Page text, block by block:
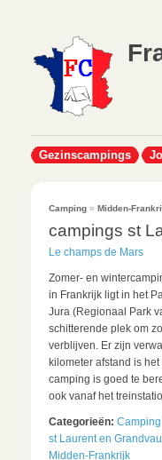
Gezinscampings
Camping » Midden-
campings st
Le champs de Mars
Zomer- en
in Frankrijk ligt in het
Jura (Regionaal Park
schitterende plek om
verblijven. Er zijn
kilometer afstand is
camping is goed te
ook vanaf het
Categorieën:
st Laurent en
Midden-Frankrijk